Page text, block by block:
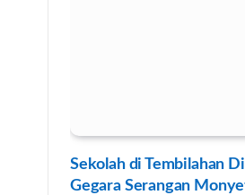
Sekolah di Tembilahan
Gegara Serangan